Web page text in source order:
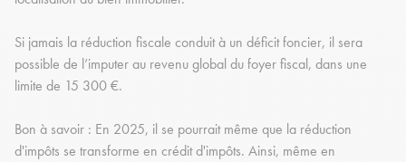
Si jamais la réduction fiscale conduit à un déficit foncier, il sera
possible de l’imputer au revenu global du foyer fiscal, dans une
limite de 15 300 €.
Bon à savoir : En 2025, il se pourrait même que la réduction
d'impôts se transforme en crédit d'impôts. Ainsi, même en